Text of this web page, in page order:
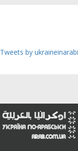
Tweets by ukraineinarabi